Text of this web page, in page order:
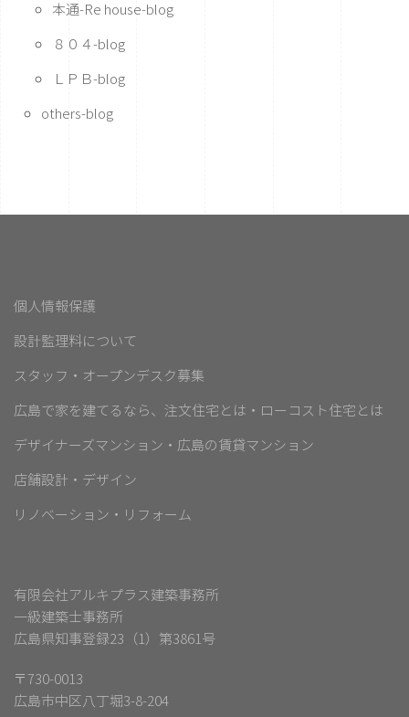
本通-Re house-blog
８０４-blog
ＬＰＢ-blog
others-blog
個人情報保護
設計監理料について
スタッフ・オープンデスク募集
広島で家を建てるなら、注文住宅とは・ローコスト住宅とは
デザイナーズマンション・広島の賃貸マンション
店舗設計・デザイン
リノベーション・リフォーム
有限会社アルキプラス建築事務所
一級建築士事務所
広島県知事登録23（1）第3861号
〒730-0013
広島市中区八丁堀3-8-204